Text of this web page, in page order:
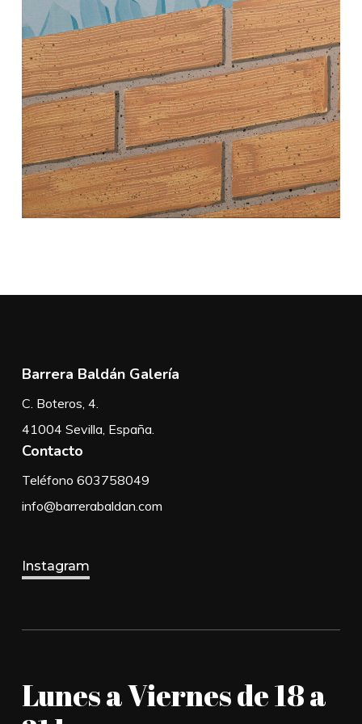
Barrera Baldán Galería
C. Boteros, 4.
41004 Sevilla, España.
Contacto
Teléfono 603758049
info@barrerabaldan.com
Instagram
Lunes a Viernes de 18 a